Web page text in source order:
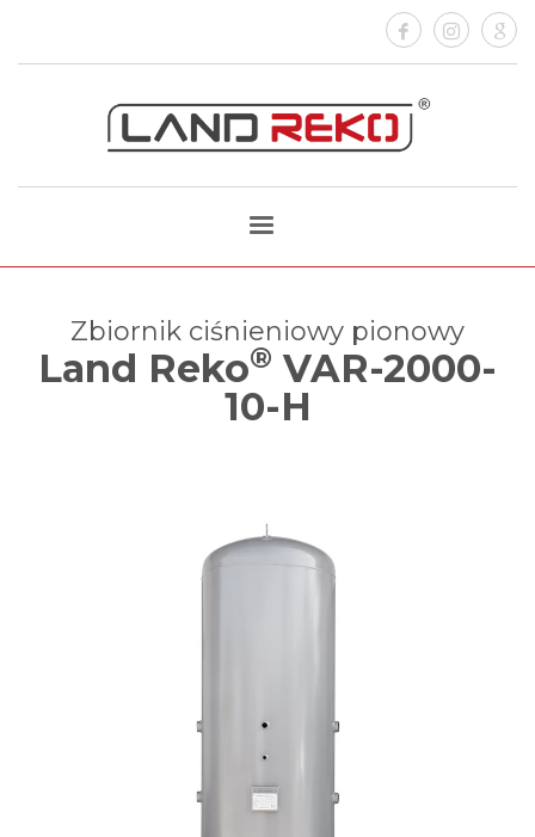
Zbiornik ciśnieniowy pionowy
Land Reko® VAR-2000-
10-H